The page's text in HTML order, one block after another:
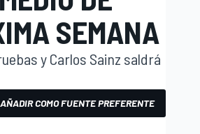
SEMANA
y Carlos Sainz saldrá
AÑADIR COMO FUENTE PREFERENTE